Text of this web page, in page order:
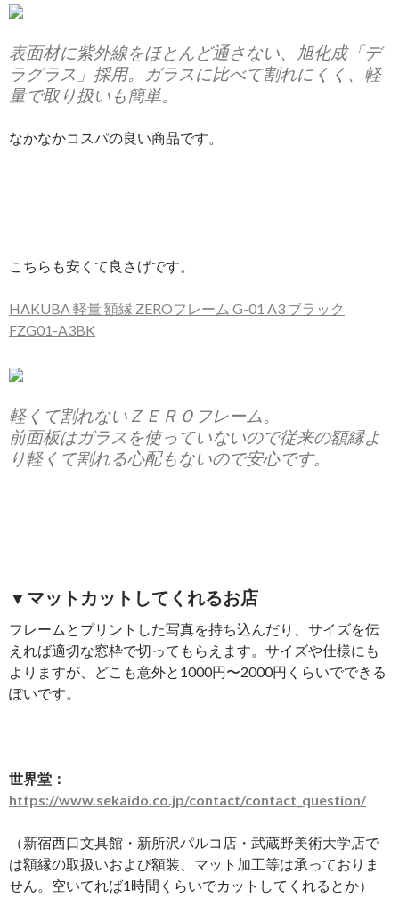
表面材に紫外線をほとんど通さない、旭化成「デ
ラグラス」採用。ガラスに比べて割れにくく、軽
量で取り扱いも簡単。
なかなかコスパの良い商品です。
こちらも安くて良さげです。
HAKUBA 軽量 額縁 ZEROフレーム G-01 A3 ブラック
FZG01-A3BK
軽くて割れないＺＥＲＯフレーム。
前面板はガラスを使っていないので従来の額縁よ
り軽くて割れる心配もないので安心です。
▼マットカットしてくれるお店
フレームとプリントした写真を持ち込んだり、サイズを伝
えれば適切な窓枠で切ってもらえます。サイズや仕様にも
よりますが、どこも意外と1000円〜2000円くらいでできる
ぽいです。
世界堂：
https://www.sekaido.co.jp/contact/contact_question/
（新宿西口文具館・新所沢パルコ店・武蔵野美術大学店で
は額縁の取扱いおよび額装、マット加工等は承っておりま
せん。空いてれば1時間くらいでカットしてくれるとか）